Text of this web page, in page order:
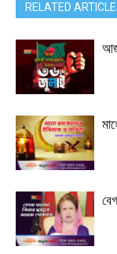
RELATED
আজ